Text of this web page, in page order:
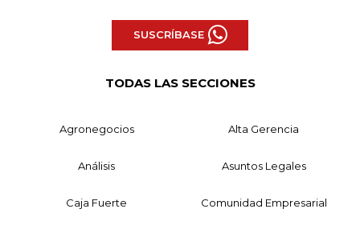
SUSCRÍBASE
TODAS LAS SECCIONES
Agronegocios Alta Gerencia
Análisis Asuntos Legales
Caja Fuerte Comunidad Empresarial